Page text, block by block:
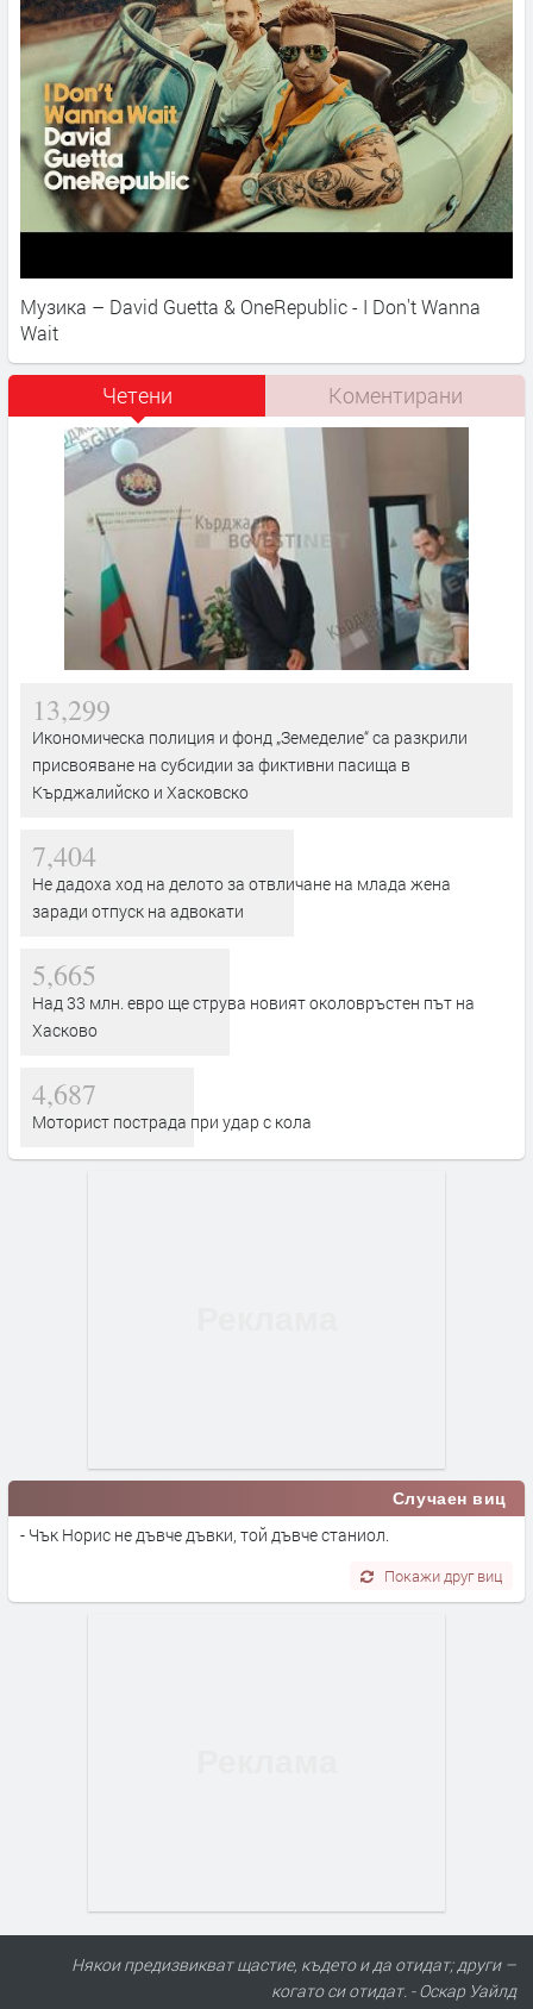
Музика – David Guetta & OneRepublic - I Don't Wanna
Wait
Четени Коментирани
13,299
Икономическа полиция и фонд „Земеделие“ са разкрили
присвояване на субсидии за фиктивни пасища в
Кърджалийско и Хасковско
7,404
Не дадоха ход на делото за отвличане на млада жена
заради отпуск на адвокати
5,665
Над 33 млн. евро ще струва новият околовръстен път на
Хасково
4,687
Моторист пострада при удар с кола
Случаен виц
- Чък Норис не дъвче дъвки, той дъвче станиол.
Покажи друг виц
Някои предизвикват щастие, където и да отидат; други –
когато си отидат. - Оскар Уайлд